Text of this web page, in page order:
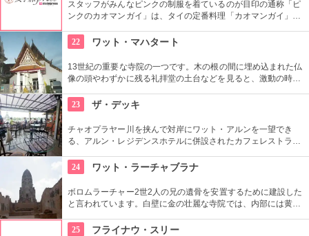
スタッフがみんなピンクの制服を着ているのが目印の通称「ピ
ンクのカオマンガイ」は、タイの定番料理「カオマンガイ」で
ープで炊いたご飯の上に鶏肉をのせて、にんにくの効いた甘辛
の特製タレをかけて食べます。
22 ワット・マハタート
13世紀の重要な寺院の一つです。木の根の間に埋め込まれた仏
像の頭やわずかに残る礼拝堂の土台などを見ると、激動の時代
23
ザ・デッキ
チャオプラヤー川を挟んで対岸にワット・アルンを一望でき
る、アルン・レジデンスホテルに併設されたカフェレストラ
席は人気なので事前に予約をしておくこと。
24 ワット・ラーチャブラナ
ボロムラーチャー2世2人の兄の遺骨を安置するために建設した
と言われています。白壁に金の壮麗な寺院では、内部には黄金
の造りを模した日本人納骨堂もあります。
25 フライナウ・スリー